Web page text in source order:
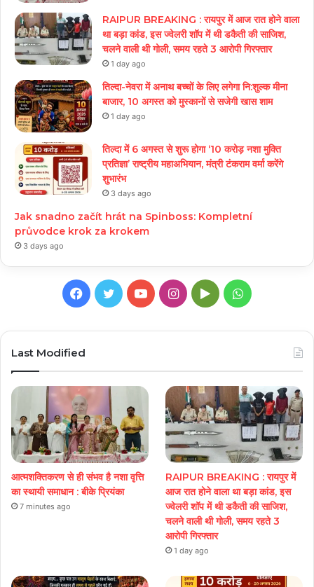
RAIPUR BREAKING : रायपुर में आज रात होने वाला
था बड़ा कांड, इस ज्वेलरी शॉप में थी डकैती की साजिश,
चलने वाली थी गोली, समय रहते 3 आरोपी गिरफ्तार
1 day ago
तिल्दा-नेवरा में अनाथ बच्चों के लिए लगेगा नि:शुल्क मीना
बाजार, 10 अगस्त को मुस्कानों से सजेगी खास शाम
1 day ago
तिल्दा में 6 अगस्त से शुरू होगा ‘10 करोड़ नशा मुक्ति
प्रतिज्ञा’ राष्ट्रीय महाअभियान, मंत्री टंकराम वर्मा करेंगे
शुभारंभ
3 days ago
Jak snadno začít hrát na Spinboss: Kompletní
průvodce krok za krokem
3 days ago
Facebook
TwitterYouTubeInstagram
GoogleWhatsApp
Last Modified
आत्मशक्तिकरण से ही संभव है नशा वृत्ति
का स्थायी समाधान : बीके प्रियंका
7 minutes ago
RAIPUR BREAKING : रायपुर में
आज रात होने वाला था बड़ा कांड, इस
ज्वेलरी शॉप में थी डकैती की साजिश,
चलने वाली थी गोली, समय रहते 3
आरोपी गिरफ्तार
1 day ago